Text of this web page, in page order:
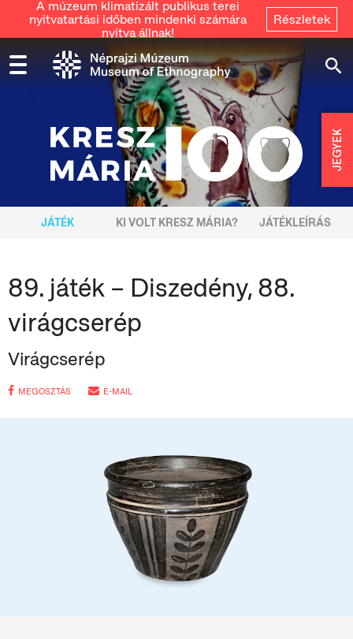
A múzeum klimatizált publikus terei
nyitvatartási időben mindenki számára
nyitva állnak!
Részletek
JÁTÉK KI VOLT KRESZ MÁRIA? JÁTÉKLEÍRÁS
89. játék – Diszedény, 88.
virágcserép
Virágcserép
MEGOSZTÁS E-MAIL
JEGYEK